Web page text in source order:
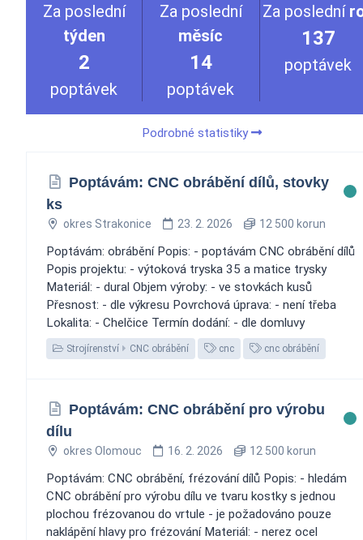
Za poslední
týden
2
poptávek
Za poslední
měsíc
14
poptávek
Za poslední
137
poptávek
Podrobné statistiky
Poptávám: CNC obrábění dílů, stovky
ks
okres Strakonice 23. 2. 2026 12 500 korun
Poptávám: obrábění Popis: - poptávám CNC obrábění dílů
Popis projektu: - výtoková tryska 35 a matice trysky
Materiál: - dural Objem výroby: - ve stovkách kusů
Přesnost: - dle výkresu Povrchová úprava: - není třeba
Lokalita: - Chelčice Termín dodání: - dle domluvy
Strojírenství CNC obrábění cnc cnc obrábění
Poptávám: CNC obrábění pro výrobu
dílu
okres Olomouc 16. 2. 2026 12 500 korun
Poptávám: CNC obrábění, frézování dílů Popis: - hledám
CNC obrábění pro výrobu dílu ve tvaru kostky s jednou
plochou frézovanou do vrtule - je požadováno pouze
naklápění hlavy pro frézování Materiál: - nerez ocel